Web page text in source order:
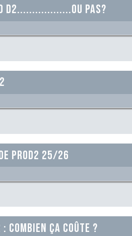
D2..................ou pas?
ProD2 25/26
combien ça coûte ?